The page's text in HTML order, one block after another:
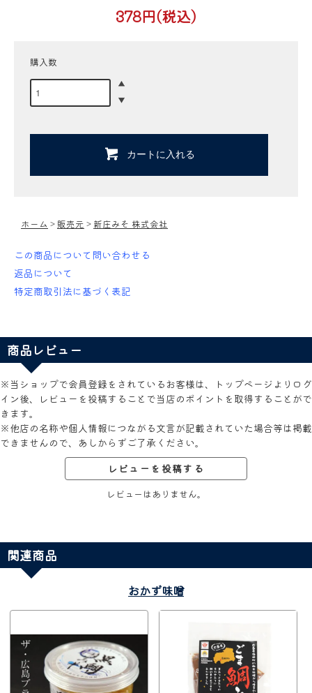
378円(税込)
購入数
カートに入れる
ホーム > 販売元 > 新庄みそ 株式会社
この商品について問い合わせる
返品について
特定商取引法に基づく表記
商品レビュー
※当ショップで会員登録をされているお客様は、トップページよりログ
イン後、レビューを投稿することで当店のポイントを取得することがで
きます。
※他店の名称や個人情報につながる文言が記載されていた場合等は掲載
できませんので、あしからずご了承ください。
レビューを投稿する
レビューはありません。
関連商品
おかず味噌